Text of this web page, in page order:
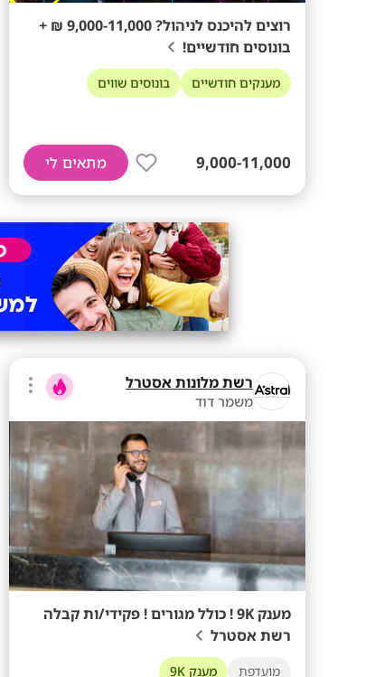
רוצים להיכנס לניהול? 9,000-11,000 ₪ +
בונוסים חודשיים!
מענקים חודשיים בונוסים שווים
9,000-11,000 מתאים לי
רשת מלונות אסטרל
משמר דוד
מענק 9K ! כולל מגורים ! פקידי/ות קבלה
רשת אסטרל
מועדפת מענק 9K